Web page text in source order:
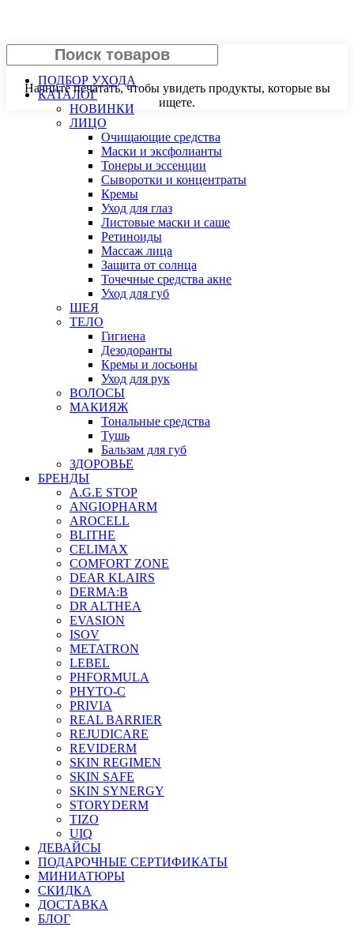
Начните печатать, чтобы увидеть продукты, которые вы
ищете.
Search
ПОДБОР УХОДА
КАТАЛОГ
НОВИНКИ
ЛИЦО
Очищающие средства
Маски и эксфолианты
Тонеры и эссенции
Сыворотки и концентраты
Кремы
Уход для глаз
Листовые маски и саше
Ретиноиды
Массаж лица
Защита от солнца
Точечные средства акне
Уход для губ
ШЕЯ
ТЕЛО
Гигиена
Дезодоранты
Кремы и лосьоны
Уход для рук
ВОЛОСЫ
МАКИЯЖ
Тональные средства
Тушь
Бальзам для губ
ЗДОРОВЬЕ
БРЕНДЫ
A.G.E STOP
ANGIOPHARM
AROCELL
BLITHE
CELIMAX
COMFORT ZONE
DEAR KLAIRS
DERMA:B
DR ALTHEA
EVASION
ISOV
METATRON
LEBEL
PHFORMULA
PHYTO-C
PRIVIA
REAL BARRIER
REJUDICARE
REVIDERM
SKIN REGIMEN
SKIN SAFE
SKIN SYNERGY
STORYDERM
TIZO
UIQ
ДЕВАЙСЫ
ПОДАРОЧНЫЕ СЕРТИФИКАТЫ
МИНИАТЮРЫ
СКИДКА
ДОСТАВКА
БЛОГ